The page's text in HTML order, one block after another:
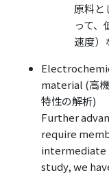
原料と
って
速度）
material (高
特性の解析)
Further
require
intermediate
study, we